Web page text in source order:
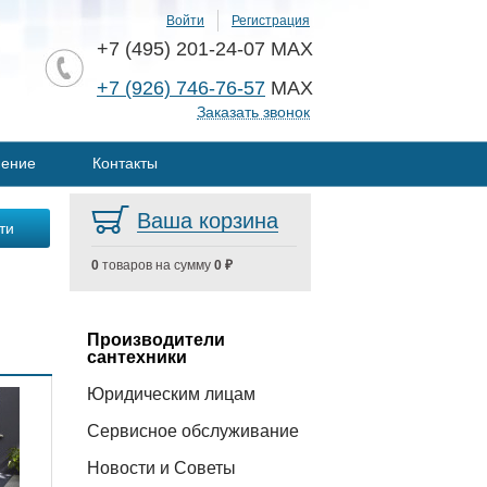
Войти Регистрация
+7 (495) 201-24-07 MAX
+7 (926) 746-76-57 MAX
Заказать звонок
Контакты
Ваша корзина
0 товаров на сумму 0 ₽
Производители
сантехники
Юридическим лицам
Сервисное обслуживание
Новости и Советы